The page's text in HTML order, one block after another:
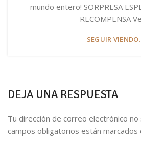
mundo entero! SORPRESA
RECOMPENSA
SEGUIR
DEJA UNA RESPUESTA
Tu dirección de correo electrónico no
campos obligatorios están marcados